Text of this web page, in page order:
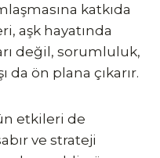
katkıda
aşk hayatında
değil, sorumluluk,
da ön plana çıkarır.
etkileri de
ve strateji